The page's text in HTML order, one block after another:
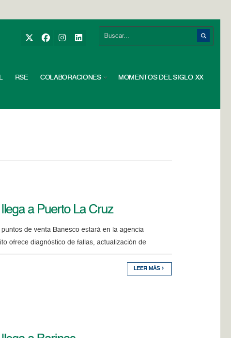
RSE COLABORACIONES MOMENTOS DEL SIGLO XX
a Puerto La Cruz
de venta Banesco estará en la agencia
ofrece diagnóstico de fallas, actualización de
LEER MÁS